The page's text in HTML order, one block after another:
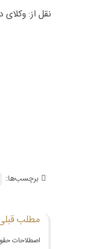
نقل از:وکلای
برچسب‌ها::
مطلب
اصطلاحات